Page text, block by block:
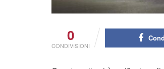
0
CONDIVISIONI